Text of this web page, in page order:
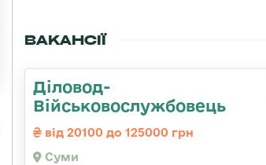
ВАКАНСІЇ
Діловод-
Військовослужбовець
від 20100 до 125000 грн
Суми